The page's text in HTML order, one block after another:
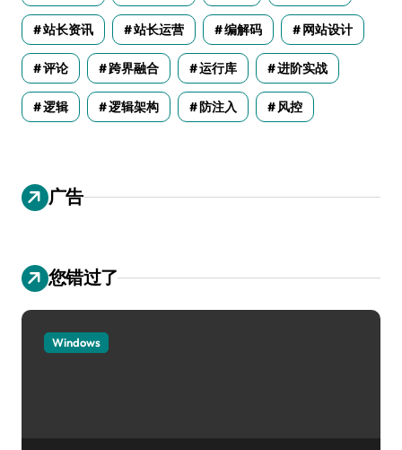
站长资讯 站长运营 编解码 网站设计
评论 跨界融合 运行库 进阶实战
逻辑 逻辑架构 防注入 风控
广告
您错过了
Windows